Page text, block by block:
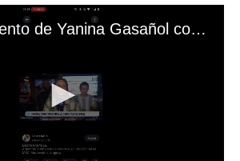
El mal momento de Yanina Gasañol con un hincha argentino en "Subrayado"